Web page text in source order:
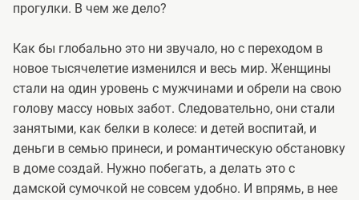
прогулки. В чем же дело?
Как бы глобально это ни звучало, но с переходом в
новое тысячелетие изменился и весь мир. Женщины
стали на один уровень с мужчинами и обрели на свою
голову массу новых забот. Следовательно, они стали
занятыми, как белки в колесе: и детей воспитай, и
деньги в семью принеси, и романтическую обстановку
в доме создай. Нужно побегать, а делать это с
дамской сумочкой не совсем удобно. И впрямь, в нее